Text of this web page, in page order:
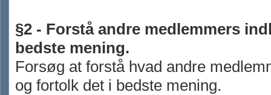
§2 - Forstå andre medlemmers
bedste mening.
Forsøg at forstå hvad andre
og fortolk det i bedste mening.